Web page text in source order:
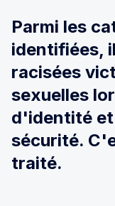
Parmi les
identifiées,
racisées
sexuelles
d'identité et
sécurité.
traité.